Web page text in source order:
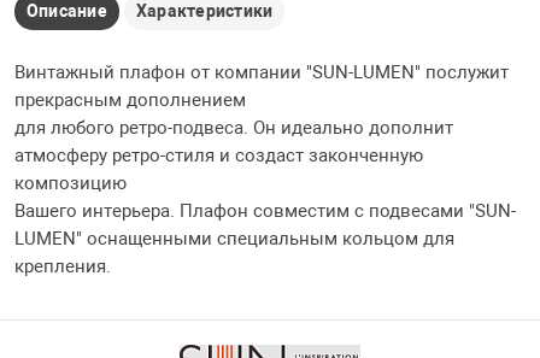
Описание Характеристики
Винтажный плафон от компании "SUN-LUMEN" послужит
прекрасным дополнением
для любого ретро-подвеса. Он идеально дополнит
атмосферу ретро-стиля и создаст законченную
композицию
Вашего интерьера. Плафон совместим с подвесами "SUN-
LUMEN" оснащенными специальным кольцом для
крепления.